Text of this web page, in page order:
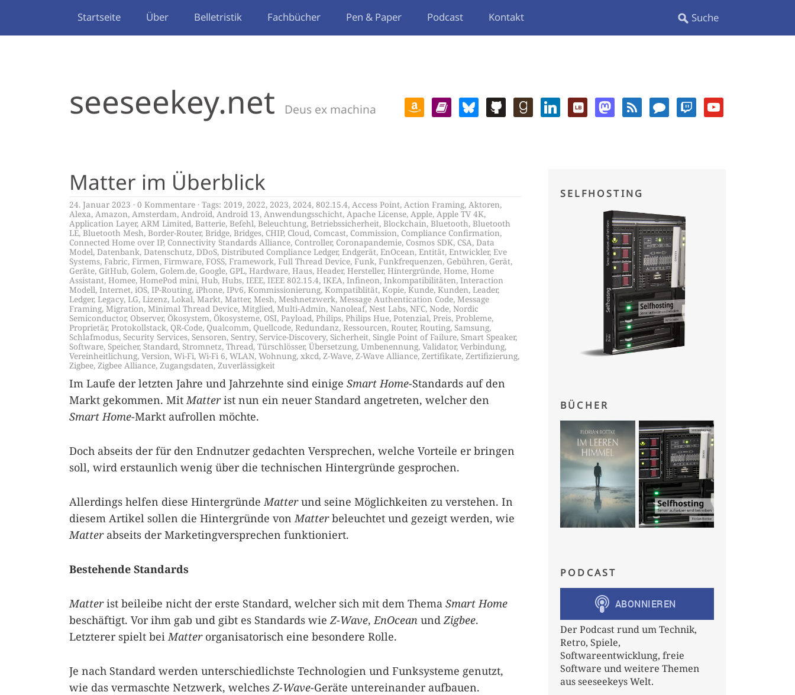
Startseite Über Belletristik Fachbücher Pen & Paper Podcast Kontakt
seeseekey.net Deus ex machina
Matter im Überblick
24. Januar 2023 0 Kommentare Tags: 2019, 2022, 2023, 2024, 802.15.4, Access Point, Action Framing, Aktoren,
Alexa, Amazon, Amsterdam, Android, Android 13, Anwendungsschicht, Apache License, Apple, Apple TV 4K,
Application Layer, ARM Limited, Batterie, Befehl, Beleuchtung,Betriebssicherheit, Blockchain, Bluetooth, Bluetooth
LE,Bluetooth Mesh, Border-Router, Bridge, Bridges, CHIP, Cloud, Comcast, Commission, Compliance Confirmation,
Connected Home over IP, Connectivity Standards Alliance, Controller, Coronapandemie, Cosmos SDK, CSA, Data
Model, Datenbank, Datenschutz, DDoS, Distributed Compliance Ledger, Endgerät, EnOcean, Entität, Entwickler, Eve
Systems, Fabric, Firmen, Firmware, FOSS, Framework, Full Thread Device, Funk, Funkfrequenzen, Gebühren, Gerät,
Geräte, GitHub, Golem, Golem.de, Google, GPL, Hardware, Haus, Header, Hersteller, Hintergründe, Home, Home
Assistant, Homee, HomePod mini, Hub, Hubs, IEEE, IEEE 802.15.4, IKEA, Infineon, Inkompatibilitäten, Interaction
Modell, Internet, iOS, IP-Routing, iPhone, IPv6, Kommissionierung, Kompatiblität, Kopie, Kunde, Kunden, Leader,
Ledger, Legacy, LG, Lizenz, Lokal, Markt, Matter, Mesh, Meshnetzwerk, Message Authentication Code, Message
Framing, Migration, Minimal Thread Device, Mitglied, Multi-Admin, Nanoleaf, Nest Labs, NFC, Node, Nordic
Semiconductor, Observer, Ökosystem, Ökosysteme, OSI, Payload, Philips, Philips Hue, Potenzial, Preis, Probleme,
Proprietär, Protokollstack, QR-Code, Qualcomm, Quellcode, Redundanz, Ressourcen, Router, Routing, Samsung,
Schlafmodus, Security Services, Sensoren, Sentry, Service-Discovery, Sicherheit, Single Point of Failure, Smart Speaker,
Software, Speicher, Standard, Stromnetz, Thread, Türschlösser, Übersetzung, Umbenennung, Validator, Verbindung,
Vereinheitlichung, Version, Wi-Fi, Wi-Fi 6, WLAN, Wohnung, xkcd, Z-Wave,Z-Wave Alliance, Zertifikate, Zertifizierung,
Zigbee, Zigbee Alliance, Zugangsdaten, Zuverlässigkeit
Im Laufe der letzten Jahre und Jahrzehnte sind einige Smart Home-Standards auf den
Markt gekommen. MitMatterist nun ein neuer Standard angetreten, welcher den
Smart Home-Markt aufrollen möchte.
Doch abseits der für den Endnutzer gedachten Versprechen, welche Vorteile er bringen
soll, wird erstaunlich wenig über die technischen Hintergründe gesprochen.
Allerdings helfen diese HintergründeMatterund seine Möglichkeiten zu verstehen. In
diesem Artikel sollen die Hintergründe vonMatterbeleuchtet und gezeigt werden, wie
Matterabseits der Marketingversprechen funktioniert.
Bestehende Standards
Matterist beileibe nicht der erste Standard, welcher sich mit dem Thema Smart Home
beschäftigt. Vor ihm gab und gibt es Standards wieZ-Wave,EnOcean undZigbee.
Letzterer spielt beiMatterorganisatorisch eine besondere Rolle.
Je nach Standard werden unterschiedlichste Technologien und Funksysteme genutzt,
wie das vermaschte Netzwerk, welchesZ-Wave-Geräte untereinander aufbauen.
SELFHOSTING
BÜCHER
PODCAST
Der Podcast rund um Technik,
Retro, Spiele,
Softwareentwicklung, freie
Software und weitere Themen
aus seeseekeys Welt.